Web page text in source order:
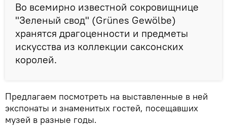
Во всемирно известной сокровищнице
"Зеленый свод" (Grünes Gewölbe)
хранятся драгоценности и предметы
искусства из коллекции саксонских
королей.
Предлагаем посмотреть на выставленные в ней
экспонаты и знаменитых гостей, посещавших
музей в разные годы.